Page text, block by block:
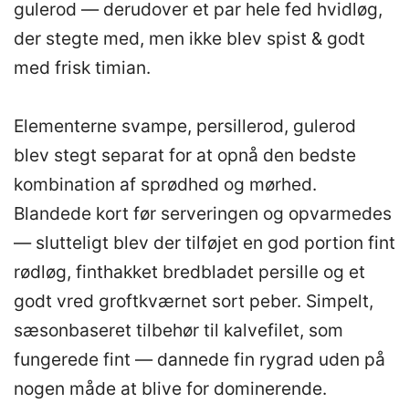
gulerod — derudover et par hele fed hvidløg,
der stegte med, men ikke blev spist & godt
med frisk timian.
Elementerne svampe, persillerod, gulerod
blev stegt separat for at opnå den bedste
kombination af sprødhed og mørhed.
Blandede kort før serveringen og opvarmedes
— slutteligt blev der tilføjet en god portion fint
rødløg, finthakket bredbladet persille og et
godt vred groftkværnet sort peber. Simpelt,
sæsonbaseret tilbehør til kalvefilet, som
fungerede fint — dannede fin rygrad uden på
nogen måde at blive for dominerende.